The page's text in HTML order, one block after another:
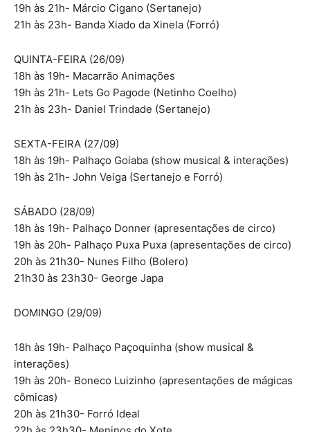
19h às 21h- Márcio Cigano (Sertanejo)
21h às 23h- Banda Xiado da Xinela (Forró)
QUINTA-FEIRA (26/09)
18h às 19h- Macarrão Animações
19h às 21h- Lets Go Pagode (Netinho Coelho)
21h às 23h- Daniel Trindade (Sertanejo)
SEXTA-FEIRA (27/09)
18h às 19h- Palhaço Goiaba (show musical & interações)
19h às 21h- John Veiga (Sertanejo e Forró)
SÁBADO (28/09)
18h às 19h- Palhaço Donner (apresentações de circo)
19h às 20h- Palhaço Puxa Puxa (apresentações de circo)
20h às 21h30- Nunes Filho (Bolero)
21h30 às 23h30- George Japa
DOMINGO (29/09)
18h às 19h- Palhaço Paçoquinha (show musical &
interações)
19h às 20h- Boneco Luizinho (apresentações de mágicas
cômicas)
20h às 21h30- Forró Ideal